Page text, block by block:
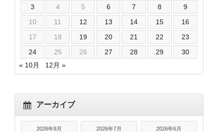
3
4 5 6 7 8
9
10
11 12 13 14 15
16
17
18 19 20 21 22
23
24
25 26 27 28 29
30
« 10月
12月 »
アーカイブ
2026年8月 2026年7月 2026年6月